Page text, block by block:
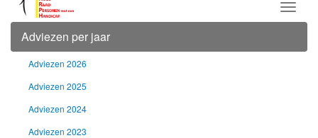
Menu
Adviezen per jaar
Adviezen 2026
Adviezen 2025
Adviezen 2024
Adviezen 2023